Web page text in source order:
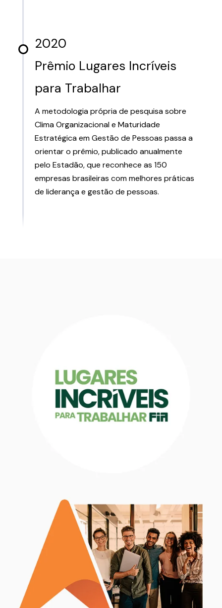
2020
Prêmio Lugares Incríveis
para Trabalhar
A metodologia própria de pesquisa sobre
Clima Organizacional e Maturidade
Estratégica em Gestão de Pessoas passa a
orientar o prêmio, publicado anualmente
pelo Estadão, que reconhece as 150
empresas brasileiras com melhores práticas
de liderança e gestão de pessoas.